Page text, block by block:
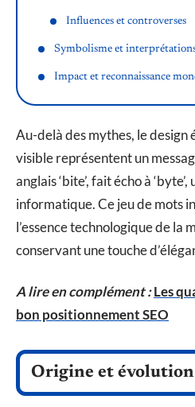
Influences et controverses
Symbolisme et
Impact et reconnaissance
Au-delà des mythes, le design
visible représentent un
anglais ‘bite’, fait écho à
informatique. Ce jeu de mots
l’essence technologique de la
conservant une touche
A lire en complément :Les
bon positionnement SEO
Origine et évolution